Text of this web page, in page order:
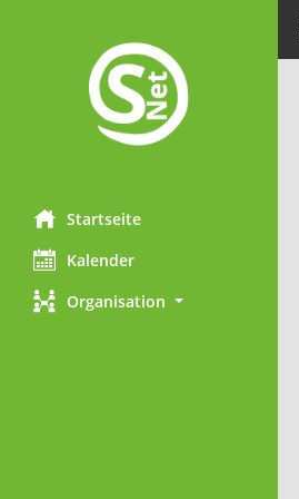
Startseite
Kalender
Organisation